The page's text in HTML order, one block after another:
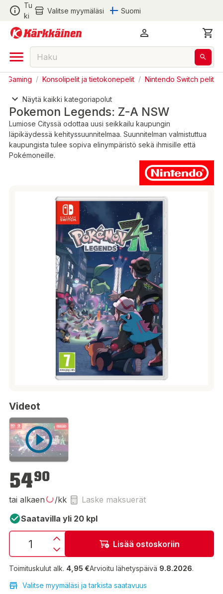
Tu
ki
Valitse myymäläsi Suomi
Gaming / Konsolipelit ja tietokonepelit / Nintendo Switch pelit
Näytä kaikki kategoriapolut
Videot
Pokemon Legends: Z-A NSW
Lumiose Cityssä odottaa uusi seikkailu kaupungin
läpikäydessä kehityssuunnitelmaa. Suunnitelman valmistuttua
kaupungista tulee sopiva elinympäristö sekä ihmisille että
Pokémoneille.
5490
tai alkaen /kk
Laske maksuerät
Saatavilla yli 20 kpl
Lisää ostoskoriin
Toimituskulut alk. 4,95 €Arvioitu lähetyspäivä 9.8.2026.
Valitse myymäläsi ja tarkista saatavuus